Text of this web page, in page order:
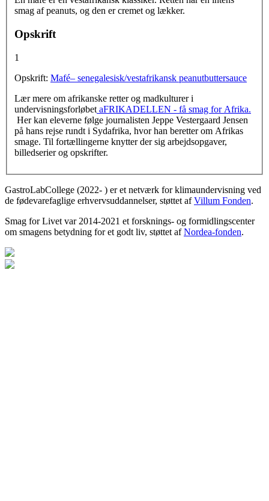
smag af peanuts, og den er cremet og lækker.
Opskrift
1
Opskrift: Mafé– senegalesisk/vestafrikansk peanutbuttersauce
Lær mere om afrikanske retter og madkulturer i
undervisningsforløbet aFRIKADELLEN - få smag for Afrika.
Her kan eleverne følge journalisten Jeppe Vestergaard Jensen
på hans rejse rundt i Sydafrika, hvor han beretter om Afrikas
smage. Til fortællingerne knytter der sig arbejdsopgaver,
billedserier og opskrifter.
GastroLabCollege (2022- ) er et netværk for klimaundervisning ved
de fødevarefaglige erhvervsuddannelser, støttet afVillum Fonden.
Smag for Livet var 2014-2021 et forsknings- og formidlingscenter
om smagens betydning for et godt liv, støttet afNordea-fonden.